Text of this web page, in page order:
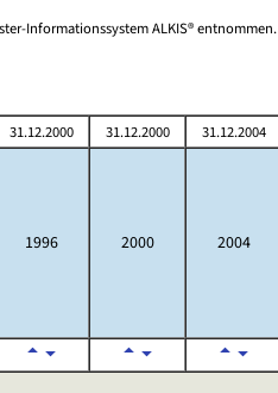
Informationssystem ALKIS® entnommen.
31.12.2000 31.12.2000 31.12.2004
1996 2000 2004